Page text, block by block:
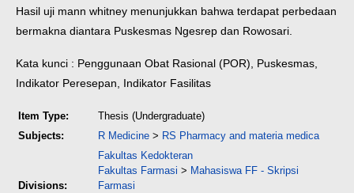
Hasil uji mann whitney menunjukkan bahwa terdapat perbedaan
bermakna diantara Puskesmas Ngesrep dan Rowosari.
Kata kunci : Penggunaan Obat Rasional (POR), Puskesmas,
Indikator Peresepan, Indikator Fasilitas
Item Type:
Thesis (Undergraduate)
Subjects:
R Medicine > RS Pharmacy and materia medica
Divisions:
Fakultas Kedokteran
Fakultas Farmasi > Mahasiswa FF - Skripsi
Farmasi